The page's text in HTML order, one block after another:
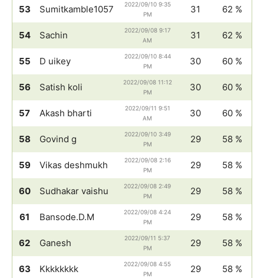
53 Sumitkamble1057
2022/09/10 9:35
PM
31 62 %
54 Sachin
2022/09/08 9:17
AM
31 62 %
55 D uikey
2022/09/10 8:44
PM
30 60 %
56 Satish koli
2022/09/08 11:12
PM
30 60 %
57 Akash bharti
2022/09/11 9:51
AM
30 60 %
58 Govind g
2022/09/10 3:49
PM
29 58 %
59 Vikas deshmukh
2022/09/08 2:16
PM
29 58 %
60 Sudhakar vaishu
2022/09/08 2:49
PM
29 58 %
61 Bansode.D.M
2022/09/08 4:24
PM
29 58 %
62 Ganesh
2022/09/11 5:37
PM
29 58 %
63 Kkkkkkkk
2022/09/08 4:55
PM
29 58 %